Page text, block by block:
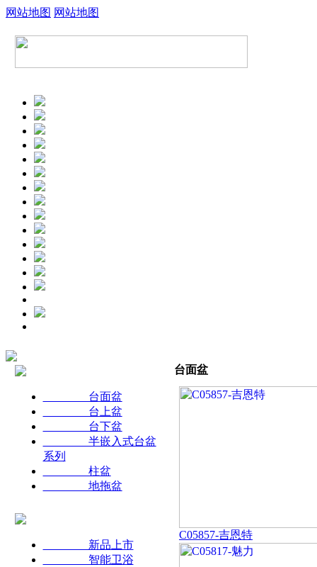
网站地图 网站地图
台面盆
台上盆
台下盆
半嵌入式台盆
系列
柱盆
地拖盆
新品上市
智能卫浴
台面盆
C05857-吉恩特